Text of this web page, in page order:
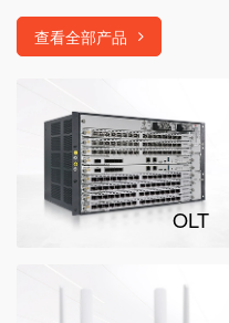
查看全部产品
OLT